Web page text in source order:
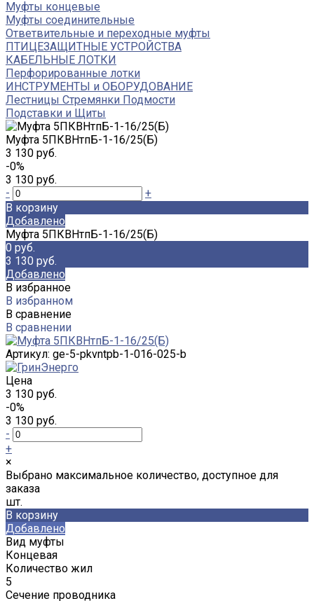
Муфты концевые
Муфты соединительные
Ответвительные и переходные муфты
ПТИЦЕЗАЩИТНЫЕ УСТРОЙСТВА
КАБЕЛЬНЫЕ ЛОТКИ
Перфорированные лотки
ИНСТРУМЕНТЫ и ОБОРУДОВАНИЕ
Лестницы Стремянки Подмости
Подставки и Щиты
Муфта 5ПКВНтпБ-1-16/25(Б)
3 130 руб.
-0%
3 130 руб.
-
+
В корзину
Добавлено
Муфта 5ПКВНтпБ-1-16/25(Б)
0 руб.
3 130 руб.
Добавлено
В избранное
В избранном
В сравнение
В сравнении
Артикул: ge-5-pkvntpb-1-016-025-b
Цена
3 130 руб.
-0%
3 130 руб.
-
+
×
Выбрано максимальное количество, доступное для
заказа
шт.
В корзину
Добавлено
Вид муфты
Концевая
Количество жил
5
Сечение проводника